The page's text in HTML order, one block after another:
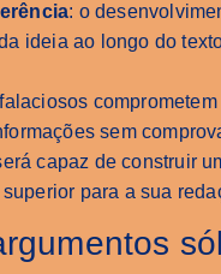
: o
ideia ao longo do
sem
capaz de construir
para a sua